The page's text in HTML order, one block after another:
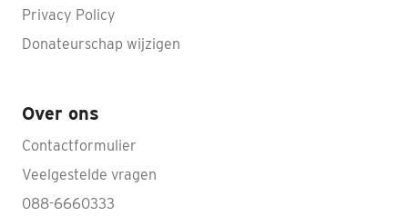
Privacy Policy
Donateurschap wijzigen
Over ons
Contactformulier
Veelgestelde vragen
088-6660333